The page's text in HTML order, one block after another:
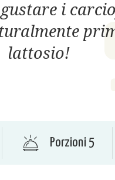
i
lattosio!
Porzioni 5